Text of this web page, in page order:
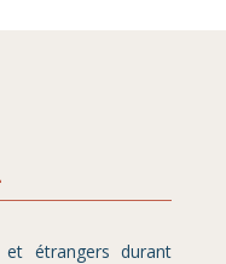
étrangers durant